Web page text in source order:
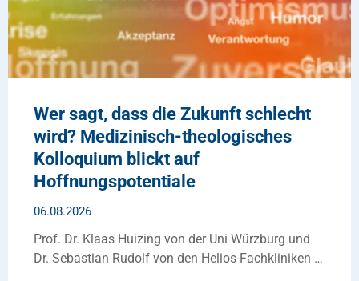
Wer sagt, dass die Zukunft schlecht
wird? Medizinisch-theologisches
Kolloquium blickt auf
Hoffnungspotentiale
06.08.2026
Prof. Dr. Klaas Huizing von der Uni Würzburg und
Dr. Sebastian Rudolf von den Helios-Fachkliniken …